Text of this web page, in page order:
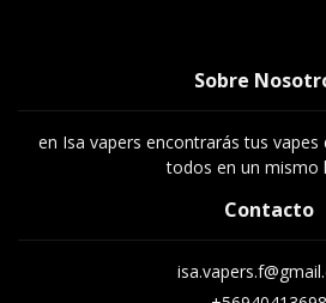
Sobre
en Isa vapers encontrarás tus
todos en un mismo
Contacto